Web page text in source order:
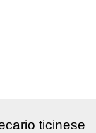
ticinese